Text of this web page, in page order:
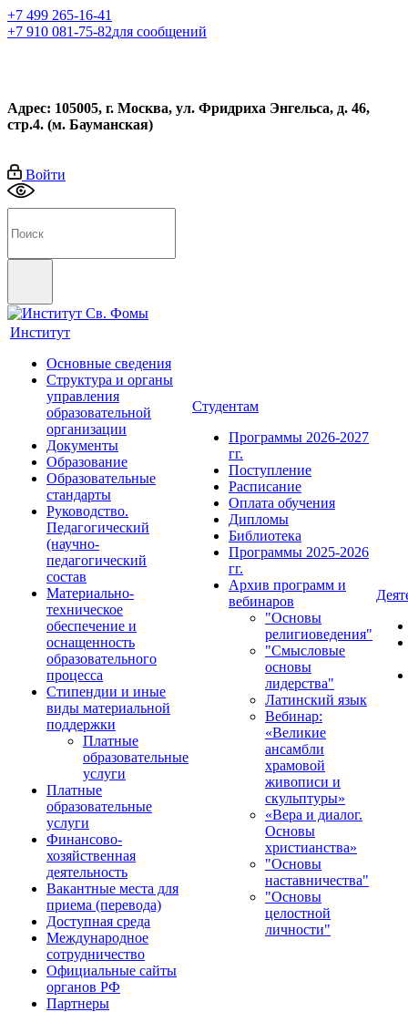
+7 499 265-16-41
+7 910 081-75-82для сообщений
Адрес: 105005, г. Москва, ул. Фридриха Энгельса, д. 46,
стр.4. (м. Бауманская)
Войти
Институт
Основные сведения
Структура и органы
управления
образовательной
организации
Документы
Образование
Образовательные
стандарты
Руководство.
Педагогический
(научно-
педагогический
состав
Материально-
техническое
обеспечение и
оснащенность
образовательного
процесса
Стипендии и иные
виды материальной
поддержки
Платные
образовательные
услуги
Платные
образовательные
услуги
Финансово-
хозяйственная
деятельность
Вакантные места для
приема (перевода)
Доступная среда
Международное
сотрудничество
Официальные сайты
органов РФ
Партнеры
Студентам
Программы 2026-2027
гг.
Поступление
Расписание
Оплата обучения
Дипломы
Библиотека
Программы 2025-2026
гг.
Архив программ и
вебинаров
"Основы
религиоведения"
"Смысловые
основы
лидерства"
Латинский язык
Вебинар:
«Великие
ансамбли
храмовой
живописи и
скульптуры»
«Вера и диалог.
Основы
христианства»
"Основы
наставничества"
"Основы
целостной
личности"